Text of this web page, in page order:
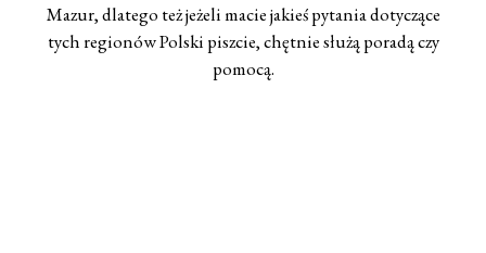
Mazur, dlatego też jeżeli macie jakieś pytania dotyczące
tych regionów Polski piszcie, chętnie służą poradą czy
pomocą.